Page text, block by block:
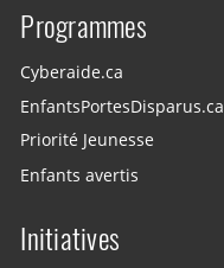
Programmes
Cyberaide.ca
EnfantsPortesDisparus.ca
Priorité Jeunesse
Enfants avertis
Initiatives